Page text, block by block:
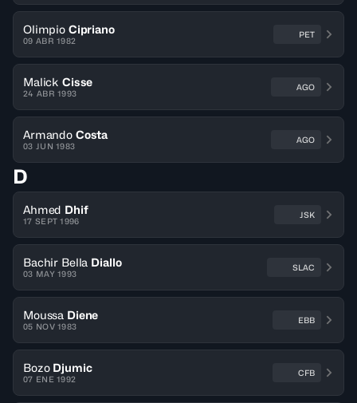
Olimpio Cipriano
09 ABR 1982
PET
Malick Cisse
24 ABR 1993
AGO
Armando Costa
03 JUN 1983
AGO
D
Ahmed Dhif
17 SEPT 1996
JSK
Bachir Bella Diallo
03 MAY 1993
SLAC
Moussa Diene
05 NOV 1983
EBB
Bozo Djumic
07 ENE 1992
CFB